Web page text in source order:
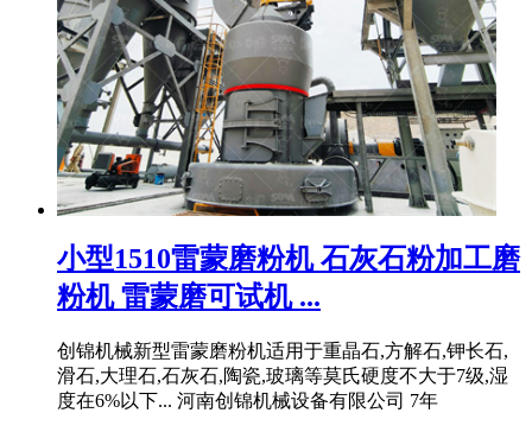
小型1510雷蒙磨粉机 石灰石粉加工磨
粉机 雷蒙磨可试机 ...
创锦机械新型雷蒙磨粉机适用于重晶石,方解石,钾长石,
滑石,大理石,石灰石,陶瓷,玻璃等莫氏硬度不大于7级,湿
度在6%以下... 河南创锦机械设备有限公司 7年